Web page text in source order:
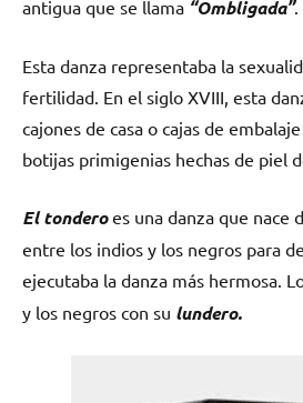
antigua que se llama “Ombligada”.
Esta danza representaba la
fertilidad. En el siglo XVIII, esta
cajones de casa o cajas de
botijas primigenias hechas de piel
El tonderoes una danza que nace
entre los indios y los negros para
ejecutaba la danza más hermosa.
y los negros con su lundero.